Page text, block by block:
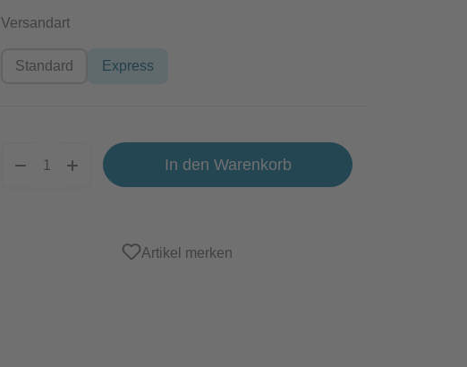
Versandartauswählen
Standard Express
In den Warenkorb
Artikel merken